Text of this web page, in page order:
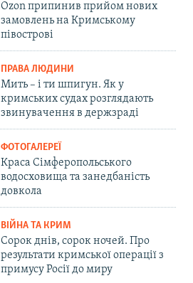
Ozon припинив прийом нових
замовлень на Кримському
півострові
ПРАВА ЛЮДИНИ
Мить – і ти шпигун. Як у
кримських судах розглядають
звинувачення в держзраді
ФОТОГАЛЕРЕЇ
Краса Сімферопольського
водосховища та занедбаність
довкола
ВІЙНА ТА КРИМ
Сорок днів, сорок ночей. Про
результати кримської операції з
примусу Росії до миру